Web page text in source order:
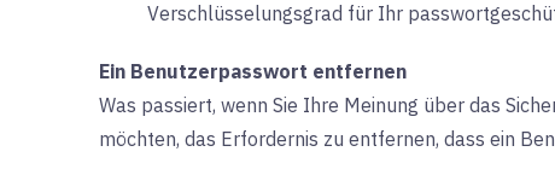
Verschlüsselungsgrad für Ihr
Ein Benutzerpasswort entfernen
Was passiert, wenn Sie Ihre Meinung über das
möchten, das Erfordernis zu entfernen, dass ein